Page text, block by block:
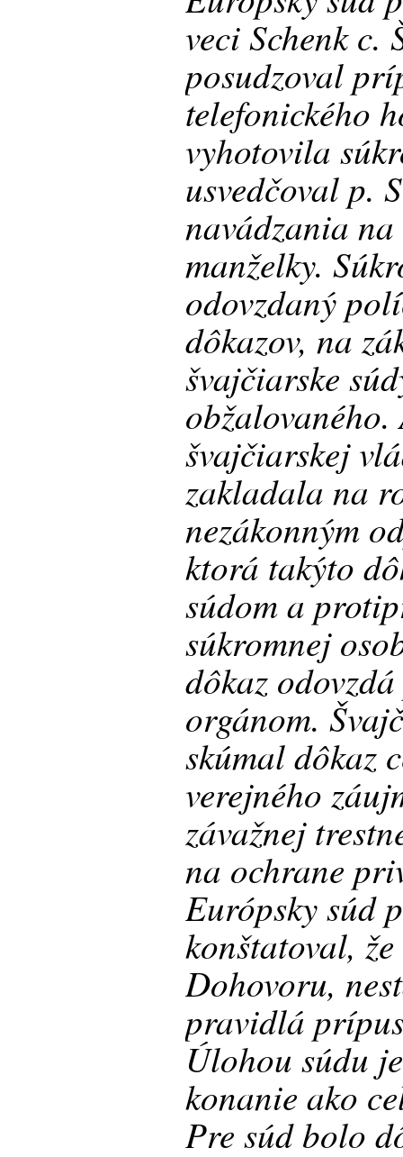
veci Schenk c.
posudzoval
telefonického
vyhotovila
usvedčoval p.
navádzania
manželky.
odovzdaný
dôkazov, na
švajčiarske
švajčiarskej
zakladala na
nezákonným
ktorá takýto
súdom a
súkromnej
dôkaz
orgánom.
skúmal dôkaz
verejného
závažnej
na ochrane
Európsky súd
konštatoval,
Dohovoru,
pravidlá
Úlohou súdu
konanie ako
Pre súd bolo